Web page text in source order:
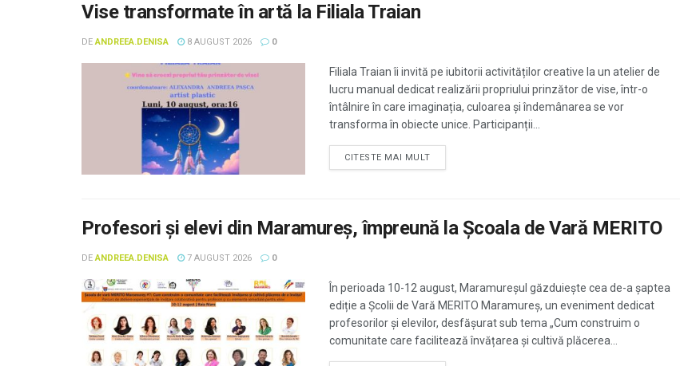
Vise transformate în artă la Filiala Traian
DE ANDREEA.DENISA 8 AUGUST 2026 0
Filiala Traian îi invită pe iubitorii activităților creative la un atelier de
lucru manual dedicat realizării propriului prinzător de vise, într-o
întâlnire în care imaginația, culoarea și îndemânarea se vor
transforma în obiecte unice. Participanții...
CITESTE MAI MULT
Profesori și elevi din Maramureș, împreună la Școala de Vară MERITO
DE ANDREEA.DENISA 7 AUGUST 2026 0
În perioada 10-12 august, Maramureșul găzduiește cea de-a șaptea
ediție a Școlii de Vară MERITO Maramureș, un eveniment dedicat
profesorilor și elevilor, desfășurat sub tema „Cum construim o
comunitate care facilitează învățarea și cultivă plăcerea...